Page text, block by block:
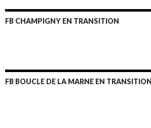
FB CHAMPIGNY EN TRANSITION
FB BOUCLE DE LA MARNE EN TRANSITION